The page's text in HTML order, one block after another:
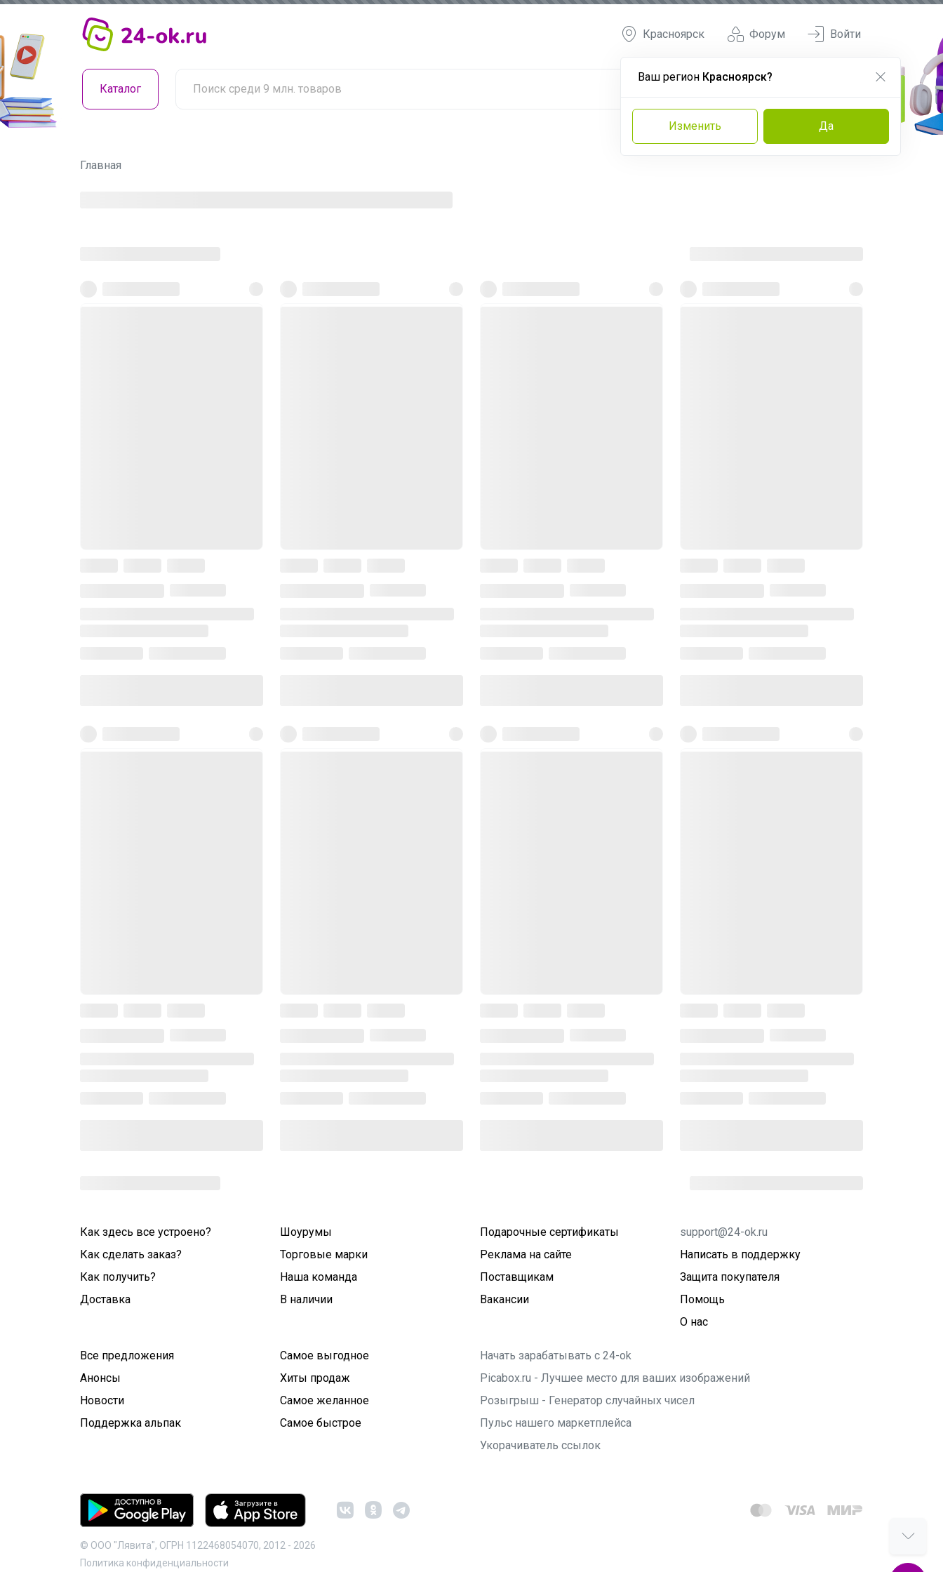
Форум
Красноярск
Ваш регион Красноярск?
Изменить Да
Войти
Каталог
Главная
Как здесь все устроено?
Как сделать заказ?
Как получить?
Доставка
Шоурумы
Торговые марки
Наша команда
В наличии
Подарочные сертификаты
Реклама на сайте
Поставщикам
Вакансии
support@24-ok.ru
Написать в поддержку
Защита покупателя
Помощь
О нас
Все предложения
Анонсы
Новости
Поддержка альпак
Самое выгодное
Хиты продаж
Самое желанное
Самое быстрое
Начать зарабатывать с 24-ok
Picabox.ru - Лучшее место для ваших изображений
Розыгрыш - Генератор случайных чисел
Пульс нашего маркетплейса
Укорачиватель ссылок
© ООО "Лявита", ОГРН 1122468054070, 2012 - 2026
Политика конфиденциальности